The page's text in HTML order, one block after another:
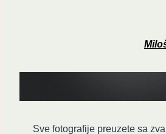
Sve fotografije preuzete sa